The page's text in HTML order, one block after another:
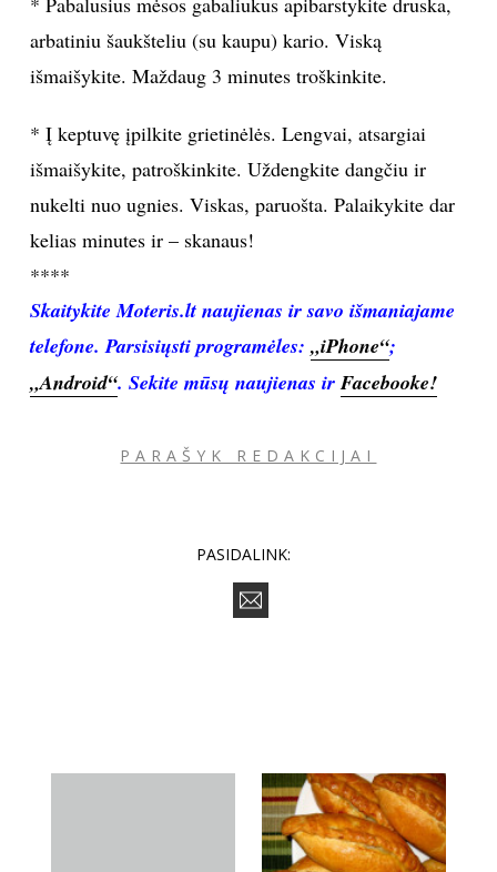
VIRTUVĖ
VAIKAI
PRIVATUMO POLITIKA
PRENUMERUOK
taisyklėmis
arbatiniu šaukšteliu (su kaupu) kario. Viską
išmaišykite. Maždaug 3 minutes troškinkite.
* Į keptuvę įpilkite grietinėlės. Lengvai, atsargiai
išmaišykite, patroškinkite. Uždengkite dangčiu ir
nukelti nuo ugnies. Viskas, paruošta. Palaikykite dar
kelias minutes ir – skanaus!
****
Skaitykite Moteris.lt naujienas ir savo išmaniajame
telefone. Parsisiųsti programėles: „iPhone“;
„Android“. Sekite mūsų naujienas irFacebooke!
PARAŠYK REDAKCIJAI
PASIDALINK: